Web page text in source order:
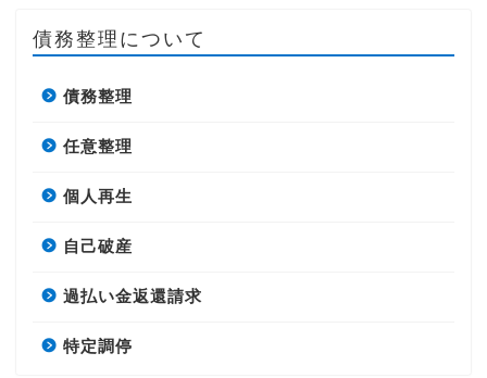
債務整理について
債務整理
任意整理
個人再生
自己破産
過払い金返還請求
特定調停